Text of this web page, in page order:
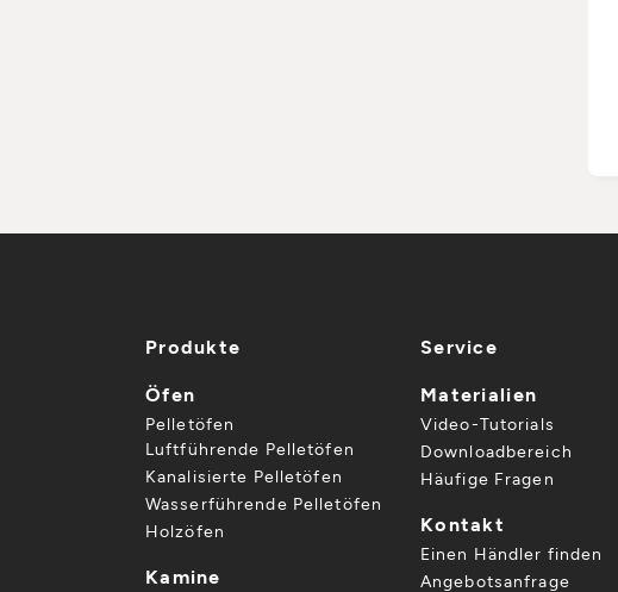
Produkte
Öfen
Pelletöfen
Luftführende Pelletöfen
Kanalisierte Pelletöfen
Wasserführende Pelletöfen
Holzöfen
Kamine
Service
Materialien
Video-Tutorials
Downloadbereich
Häufige Fragen
Kontakt
Einen Händler finden
Angebotsanfrage